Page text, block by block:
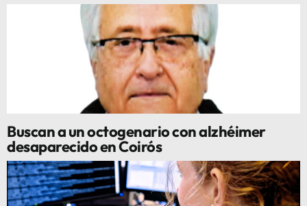
Buscan a un octogenario con alzhéimer
desaparecido en Coirós